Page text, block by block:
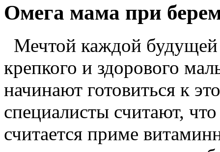
Омега мама при
Мечтой каждой будущей
крепкого и здорового
начинают готовиться к
специалисты считают,
считается приме